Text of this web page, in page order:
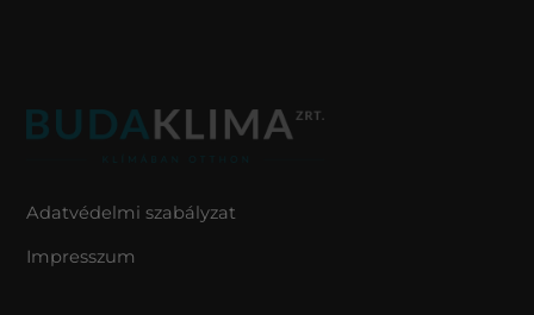
Adatvédelmi szabályzat
Impresszum